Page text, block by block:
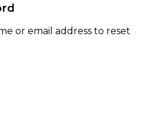
or email address to reset